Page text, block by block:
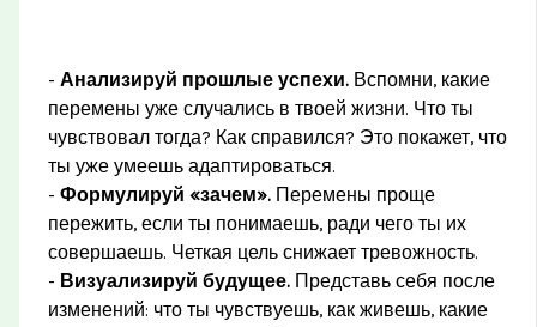
-Анализируй прошлые успехи. Вспомни, какие
перемены уже случались в твоей жизни. Что ты
чувствовал тогда? Как справился? Это покажет, что
ты уже умеешь адаптироваться.
-Формулируй «зачем». Перемены проще
пережить, если ты понимаешь, ради чего ты их
совершаешь. Четкая цель снижает тревожность.
- Визуализируй будущее. Представь себя после
изменений: что ты чувствуешь, как живешь, какие